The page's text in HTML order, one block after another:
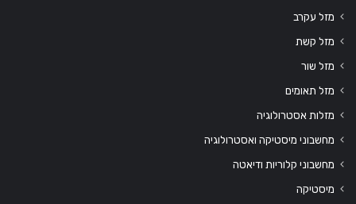
מזל עקרב
מזל קשת
מזל שור
מזל תאומים
מזלות אסטרולוגיה
מחשבוני מיסטיקה ואסטרולוגיה
מחשבוני קלוריות ודיאטה
מיסטיקה